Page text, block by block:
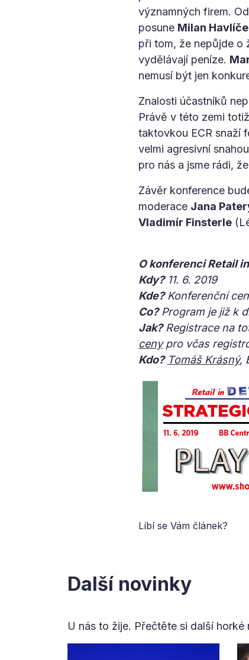
významných firem.
posune Milan
při tom, že nepůjde o
vydělávají peníze.
nemusí být jen
Znalosti účastníků
Právě v této zemi
taktovkou ECR snaží
velmi agresivní
pro nás a jsme rádi,
Závěr konference
moderace Jana
Vladimír Finsterle
O konferenci Retail
Kdy?11. 6. 2019
Kde?Konferenční
Co?Program je již k
Jak?Registrace na
cenypro včas
Kdo? Tomáš Krásný,
Líbí se Vám článek?
Další novinky
U nás to žije. Přečtěte si další